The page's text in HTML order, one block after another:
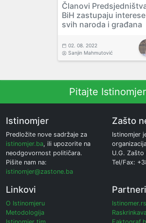
Članovi
BiH zastupaju interese
svih naroda i građana
02. 08. 2022
Sanjin Mahmutović
Pitajte
Istinomjer
Predložite nove sadržaje za
istinomjer.ba, ili upozorite na
neodgovornost političara.
Pišite nam na:
istinomjer@zastone.ba
Zašto
Istinomjer
U.G. Zašto
Tel/Fax:
Linkovi
O Istinomjeru
Metodologija
Istinomjer tim
Partneri
Istinomer.rs